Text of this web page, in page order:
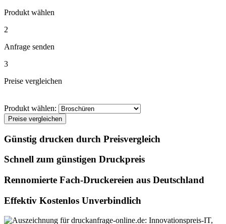
Produkt wählen
2
Anfrage senden
3
Preise vergleichen
Produkt wählen:
Preise vergleichen
Günstig drucken durch Preisvergleich
Schnell zum günstigen Druckpreis
Rennomierte Fach-Druckereien aus Deutschland
Effektiv Kostenlos Unverbindlich